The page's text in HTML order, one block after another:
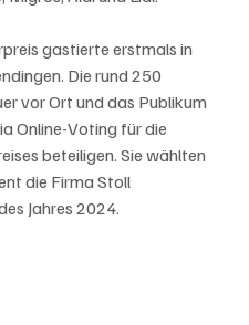
gastierte erstmals in
Die rund 250
vor Ort und das Publikum
Online-Voting für die
beteiligen. Sie wählten
die Firma Stoll
Jahres 2024.